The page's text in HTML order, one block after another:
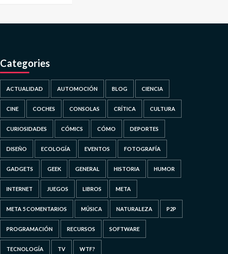
Categories
ACTUALIDAD AUTOMOCIÓN BLOG CIENCIA
CINE COCHES CONSOLAS CRÍTICA CULTURA
CURIOSIDADES CÓMICS CÓMO DEPORTES
DISEÑO ECOLOGÍA EVENTOS FOTOGRAFÍA
GADGETS GEEK GENERAL HISTORIA HUMOR
INTERNET JUEGOS LIBROS META
META 5 COMENTARIOS MÚSICA NATURALEZA P2P
PROGRAMACIÓN RECURSOS SOFTWARE
TECNOLOGÍA TV WTF?